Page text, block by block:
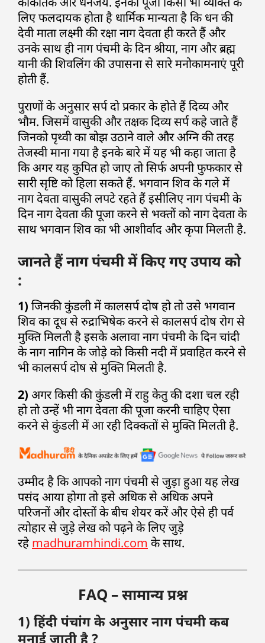
लिए फलदायक होता है धार्मिक मान्यता है कि धन की
देवी माता लक्ष्मी की रक्षा नाग देवता ही करते हैं और
उनके साथ ही नाग पंचमी के दिन श्रीया, नाग और ब्रह्म
यानी की शिवलिंग की उपासना से सारे मनोकामनाएं पूरी
होती हैं.
पुराणों के अनुसार सर्प दो प्रकार के होते हैं दिव्य और
भौम. जिसमें वासुकी और तक्षक दिव्य सर्प कहे जाते हैं
जिनको पृथ्वी का बोझ उठाने वाले और अग्नि की तरह
तेजस्वी माना गया है इनके बारे में यह भी कहा जाता है
कि अगर यह कुपित हो जाए तो सिर्फ अपनी फुफकार से
सारी सृष्टि को हिला सकते हैं. भगवान शिव के गले में
नाग देवता वासुकी लपटे रहते हैं इसीलिए नाग पंचमी के
दिन नाग देवता की पूजा करने से भक्तों को नाग देवता के
साथ भगवान शिव का भी आशीर्वाद और कृपा मिलती है.
जानते हैं नाग पंचमी में किए गए उपाय को
:
1) जिनकी कुंडली में कालसर्प दोष हो तो उसे भगवान
शिव का दूध से रुद्राभिषेक करने से कालसर्प दोष रोग से
मुक्ति मिलती है इसके अलावा नाग पंचमी के दिन चांदी
के नाग नागिन के जोड़े को किसी नदी में प्रवाहित करने से
भी कालसर्प दोष से मुक्ति मिलती है.
2) अगर किसी की कुंडली में राहु केतु की दशा चल रही
हो तो उन्हें भी नाग देवता की पूजा करनी चाहिए ऐसा
करने से कुंडली में आ रही दिक्कतों से मुक्ति मिलती है.
उम्मीद है कि आपको नाग पंचमी से जुड़ा हुआ यह लेख
पसंद आया होगा तो इसे अधिक से अधिक अपने
परिजनों और दोस्तों के बीच शेयर करें और ऐसे ही पर्व
त्योहार से जुड़े लेख को पढ़ने के लिए जुड़े
रहे madhuramhindi.com के साथ.
FAQ – सामान्य प्रश्न
1) हिंदी पंचांग के अनुसार नाग पंचमी कब
मनाई जाती है ?